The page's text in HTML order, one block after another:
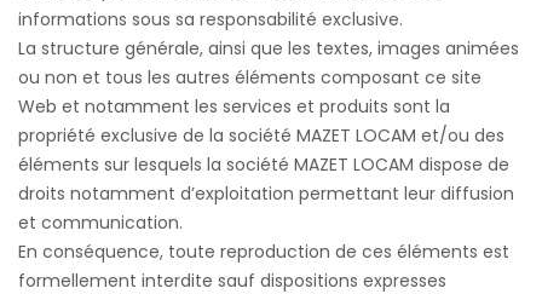
informations sous sa responsabilité exclusive.
La structure générale, ainsi que les textes, images animées
ou non et tous les autres éléments composant ce site
Web et notamment les services et produits sont la
propriété exclusive de la société MAZET LOCAM et/ou des
éléments sur lesquels la société MAZET LOCAM dispose de
droits notamment d’exploitation permettant leur diffusion
et communication.
En conséquence, toute reproduction de ces éléments est
formellement interdite sauf dispositions expresses